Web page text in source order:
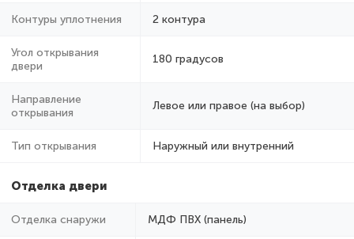
Контуры уплотнения 2 контура
Угол открывания
двери
180 градусов
Направление
открывания
Левое или правое (на выбор)
Тип открывания Наружный или внутренний
Отделка двери
Отделка снаружи МДФ ПВХ (панель)